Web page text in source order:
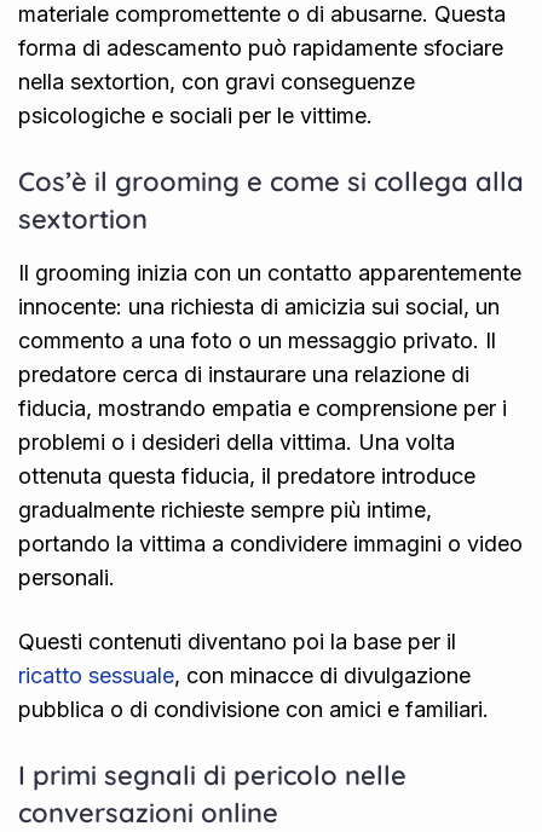
materiale compromettente o di abusarne. Questa
forma di adescamento può rapidamente sfociare
nella sextortion, con gravi conseguenze
psicologiche e sociali per le vittime.
Cos’è il grooming e come si collega alla
sextortion
Il grooming inizia con un contatto apparentemente
innocente: una richiesta di amicizia sui social, un
commento a una foto o un messaggio privato. Il
predatore cerca di instaurare una relazione di
fiducia, mostrando empatia e comprensione per i
problemi o i desideri della vittima. Una volta
ottenuta questa fiducia, il predatore introduce
gradualmente richieste sempre più intime,
portando la vittima a condividere immagini o video
personali.
Questi contenuti diventano poi la base per il
ricatto sessuale, con minacce di divulgazione
pubblica o di condivisione con amici e familiari.
I primi segnali di pericolo nelle
conversazioni online